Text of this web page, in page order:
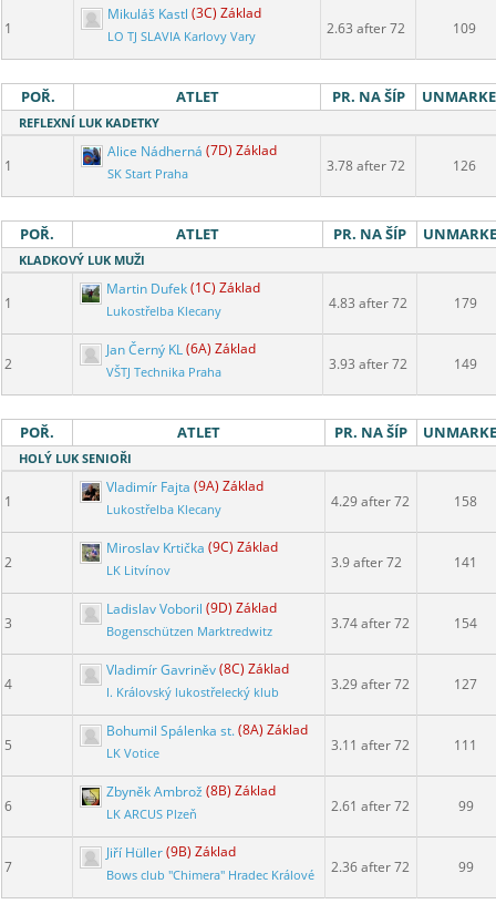
1
Mikuláš Kastl (3C) Základ
LO TJ SLAVIA Karlovy Vary 2.63 after 72 109
POŘ. ATLET PR. NA ŠÍP
REFLEXNÍ LUK KADETKY
1
Alice Nádherná (7D) Základ
SK Start Praha 3.78 after 72 126
POŘ. ATLET PR. NA ŠÍP
KLADKOVÝ LUK MUŽI
1
Martin Dufek(1C) Základ
Lukostřelba Klecany 4.83 after 72 179
2
Jan Černý KL(6A) Základ
VŠTJ Technika Praha 3.93 after 72 149
POŘ. ATLET PR. NA ŠÍP
HOLÝ LUK SENIOŘI
1
Vladimír Fajta (9A) Základ
Lukostřelba Klecany 4.29 after 72 158
2
Miroslav Krtička (9C) Základ
LK Litvínov 3.9 after 72 141
3
Ladislav Voboril (9D) Základ
Bogenschützen Marktredwitz 3.74 after 72 154
4
Vladimír Gavriněv(8C) Základ
I. Královský lukostřelecký klub 3.29 after 72 127
5
Bohumil Spálenka st.(8A) Základ
LK Votice 3.11 after 72 111
6
Zbyněk Ambrož (8B) Základ
LK ARCUS Plzeň 2.61 after 72 99
7
Jiří Hüller(9B) Základ
Bows club "Chimera" Hradec Králové 2.36 after 72 99